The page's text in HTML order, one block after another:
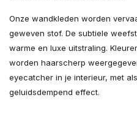
Onze wandkleden worden
geweven stof. De subtiele
warme en luxe uitstraling.
worden haarscherp
eyecatcher in je interieur, met
geluidsdempend effect.